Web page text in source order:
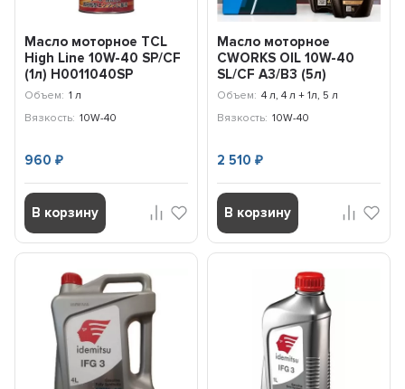
Масло моторное TCL
High Line 10W-40 SP/CF
(1л) H0011040SP
Объем: 1 л
Вязкость: 10W-40
960₽
В корзину
Масло моторное
CWORKS OIL 10W-40
SL/CF A3/B3 (5л)
(АКЦИЯ 4л+1л)
Объем: 4 л, 4 л + 1л, 5 л
Вязкость: 10W-40
2 510 ₽
В корзину